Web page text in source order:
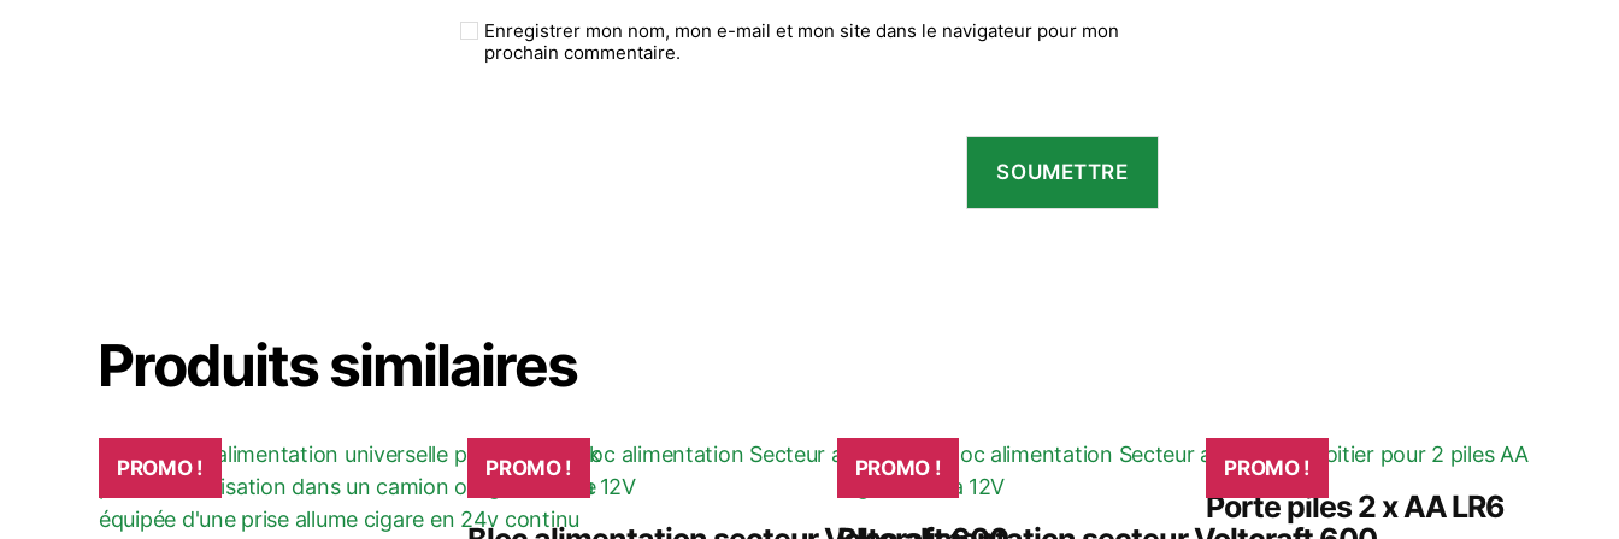
Enregistrer mon nom, mon e-mail et mon site dans le navigateur pour mon
prochain commentaire.
Produits similaires
PROMO ! PROMO ! PROMO ! PROMO !
Porte piles 2 x AA LR6